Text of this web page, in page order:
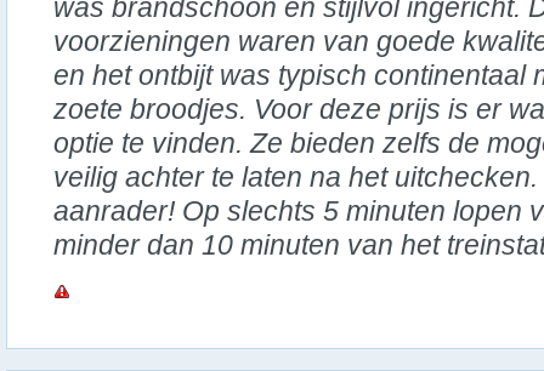
was brandschoon en stijlvol ingericht.
voorzieningen waren van goede
en het ontbijt was typisch continentaal
zoete broodjes. Voor deze prijs is er
optie te vinden. Ze bieden zelfs de
veilig achter te laten na het
aanrader! Op slechts 5 minuten lopen
minder dan 10 minuten van het